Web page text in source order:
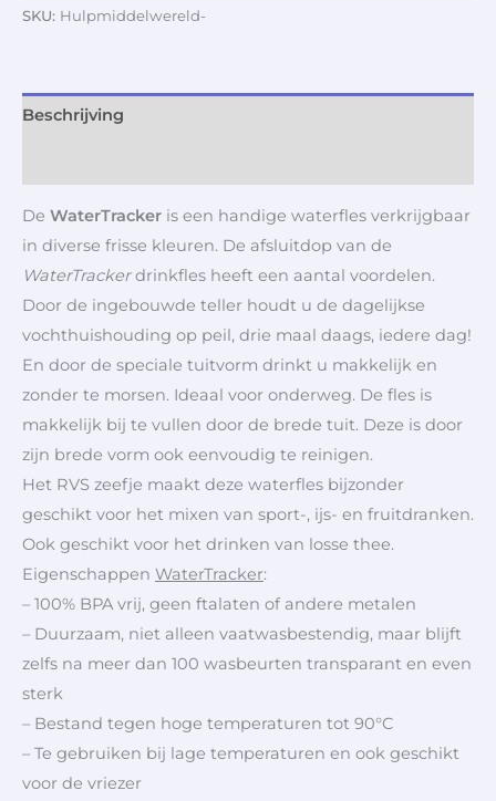
SKU: Hulpmiddelwereld-
Beschrijving
De WaterTracker is een handige waterfles verkrijgbaar
in diverse frisse kleuren. De afsluitdop van de
WaterTrackerdrinkfles heeft een aantal voordelen.
Door de ingebouwde teller houdt u de dagelijkse
vochthuishouding op peil, drie maal daags, iedere dag!
En door de speciale tuitvorm drinkt u makkelijk en
zonder te morsen. Ideaal voor onderweg. De fles is
makkelijk bij te vullen door de brede tuit. Deze is door
zijn brede vorm ook eenvoudig te reinigen.
Het RVS zeefje maakt deze waterfles bijzonder
geschikt voor het mixen van sport-, ijs- en fruitdranken.
Ook geschikt voor het drinken van losse thee.
Eigenschappen WaterTracker:
– 100% BPA vrij, geen ftalaten of andere metalen
– Duurzaam, niet alleen vaatwasbestendig, maar blijft
zelfs na meer dan 100 wasbeurten transparant en even
sterk
– Bestand tegen hoge temperaturen tot 90°C
– Te gebruiken bij lage temperaturen en ook geschikt
voor de vriezer